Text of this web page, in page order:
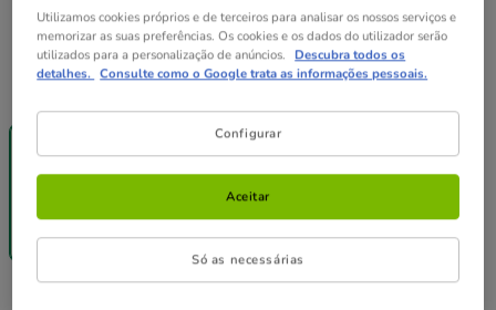
Peso:400 g
400 g
2.99€
(7.48€ / kg)
12 latas x 400
+ de 30%
Desc.
23.92€
(4.98€ / kg)
24 latas x 400
68.17€
(7.10€ / kg)
Utilizamos cookies próprios e de terceiros para analisar os nossos serviços e
memorizar as suas preferências. Os cookies e os dados do utilizador serão
utilizados para a personalização de anúncios. Descubra todos os
detalhes. Consulte como o Google trata as informações pessoais.
Configurar
Só as necessárias
Aceitar